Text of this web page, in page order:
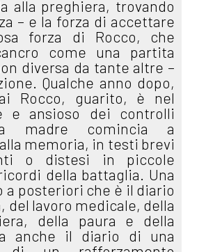
alla preghiera, trovando
– e la forza di accettare
forza di Rocco, che
come una partita
diversa da tante altre –
Qualche anno dopo,
Rocco, guarito, è nel
e ansioso dei controlli
madre comincia a
memoria, in testi brevi
o distesi in piccole
della battaglia. Una
a posteriori che è il diario
del lavoro medicale, della
della paura e della
anche il diario di una